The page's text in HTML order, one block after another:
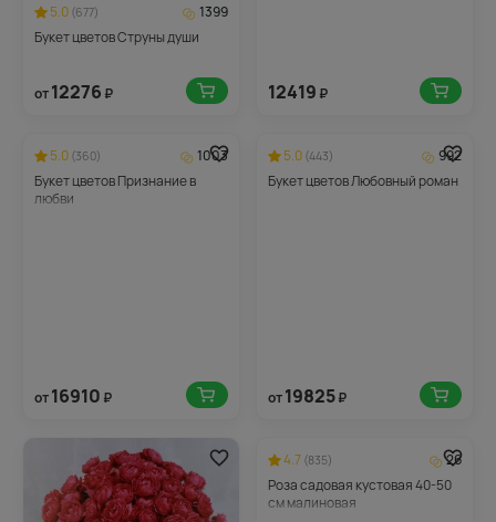
5.0 (677)
1399
Букет цветов Струны души
от12276 ₽ 12419 ₽
5.0 (360)
1003
Букет цветов Признание в
любви
от16910 ₽
5.0 (443)
992
Букет цветов Любовный роман
от19825₽
4.7 (835)
26
Роза садовая кустовая 40-50
см малиновая